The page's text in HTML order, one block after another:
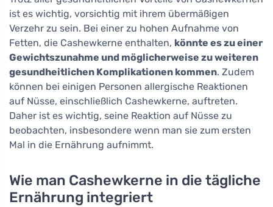
ist es wichtig, vorsichtig mit ihrem übermäßigen
Verzehr zu sein. Bei einer zu hohen Aufnahme von
Fetten, die Cashewkerne enthalten, könnte es zu einer
Gewichtszunahme und möglicherweise zu weiteren
gesundheitlichen Komplikationen kommen. Zudem
können bei einigen Personen allergische Reaktionen
auf Nüsse, einschließlich Cashewkerne, auftreten.
Daher ist es wichtig, seine Reaktion auf Nüsse zu
beobachten, insbesondere wenn man sie zum ersten
Mal in die Ernährung aufnimmt.
Wie man Cashewkerne in die tägliche
Ernährung integriert